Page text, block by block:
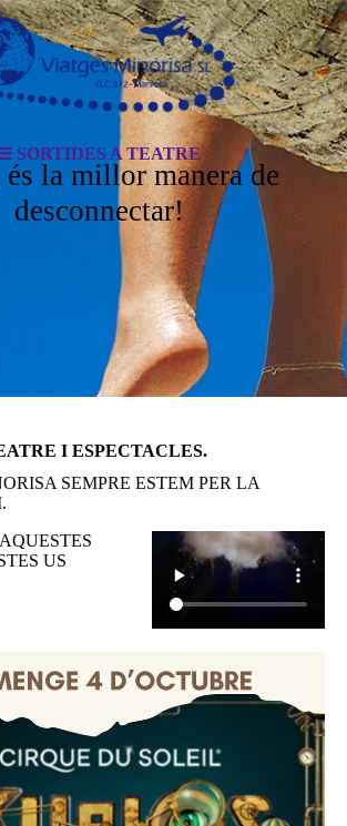
SORTIDES A TEATRE
la millor manera de
desconnectar!
I ESPECTACLES.
SEMPRE ESTEM PER LA
US